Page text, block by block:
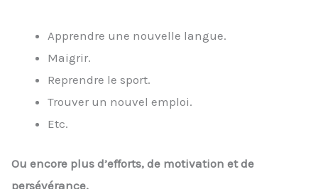
Apprendre une nouvelle langue.
Maigrir.
Reprendre le sport.
Trouver un nouvel emploi.
Etc.
Ou encore plus d’efforts, de motivation et de
persévérance.